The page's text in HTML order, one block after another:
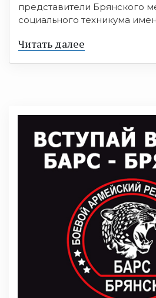
представители Брянского
социального техникума
Читать далее